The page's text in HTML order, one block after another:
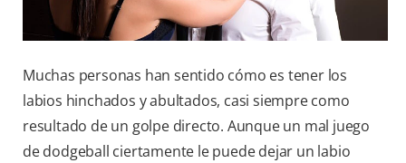
Muchas personas han sentido cómo es tener los
labios hinchados y abultados, casi siempre como
resultado de un golpe directo. Aunque un mal juego
de dodgeball ciertamente le puede dejar un labio